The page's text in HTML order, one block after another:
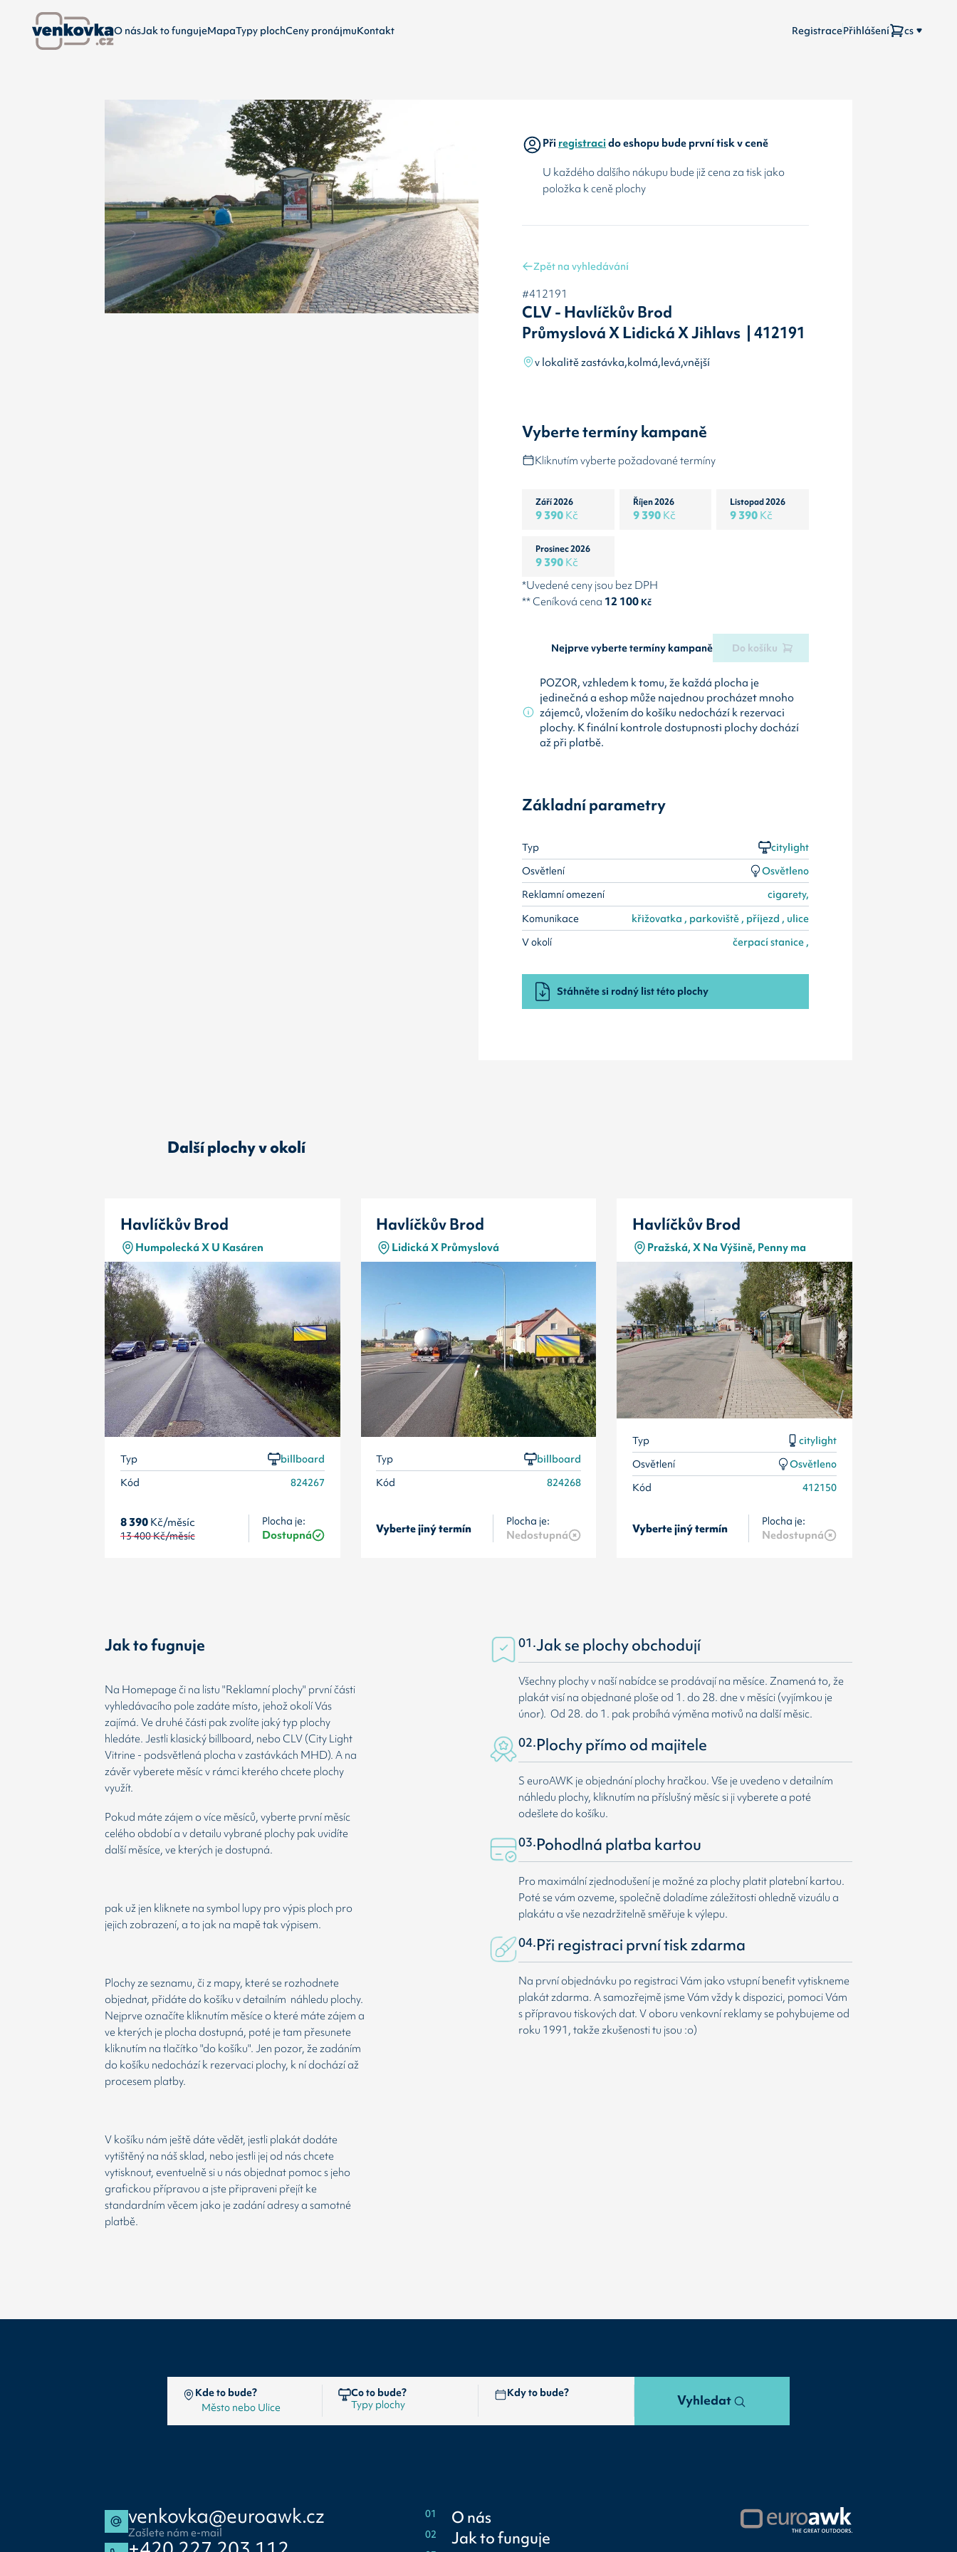
O násJak to fungujeMapaTypy plochCeny pronájmuKontakt RegistracePřihlášení cs
Přiregistracido eshopu bude první tisk v ceně
U každého dalšího nákupu bude již cena za tisk jako
položka k ceně plochy
Zpět na vyhledávání
#412191
CLV - Havlíčkův Brod
Průmyslová X Lidická X Jihlavs | 412191
v lokalitě zastávka,kolmá,levá,vnější
Vyberte termíny kampaně
Kliknutím vyberte požadované termíny
Září 2026
9 390Kč
Říjen 2026
9 390Kč
Listopad 2026
9 390Kč
Prosinec 2026
9 390Kč
*Uvedené ceny jsou bez DPH
** Ceníková cena 12 100 Kč
Nejprve vyberte termíny kampaně Do košíku
POZOR, vzhledem k tomu, že každá plocha je
jedinečná a eshop může najednou procházet mnoho
zájemců, vložením do košíku nedochází k rezervaci
plochy. K finální kontrole dostupnosti plochy dochází
až při platbě.
Základní parametry
Typ
citylight
Osvětlení
Osvětleno
Reklamní omezení
cigarety,
Komunikace
křižovatka , parkoviště , příjezd , ulice
V okolí
čerpací stanice ,
Stáhněte si rodný list této plochy
Další plochy v okolí
Havlíčkův Brod
Humpolecká X U Kasáren
Typ
billboard
Kód
824267
8 390Kč/měsíc
13 400Kč/měsíc
Plocha je:
Dostupná
Havlíčkův Brod
Lidická X Průmyslová
Typ
billboard
Kód
824268
Vyberte jiný termín Plocha je:
Nedostupná
Havlíčkův Brod
Pražská, X Na Výšině, Penny ma
Typ
citylight
Osvětlení
Osvětleno
Kód
412150
Vyberte jiný termín Plocha je:
Nedostupná
Jak to fugnuje
Na Homepage či na listu "Reklamní plochy" první části
vyhledávacího pole zadáte místo, jehož okolí Vás
zajímá. Ve druhé části pak zvolíte jaký typ plochy
hledáte. Jestli klasický billboard, nebo CLV (City Light
Vitrine - podsvětlená plocha v zastávkách MHD). A na
závěr vyberete měsíc v rámci kterého chcete plochy
využít.
Pokud máte zájem o více měsíců, vyberte první měsíc
celého období a v detailu vybrané plochy pak uvidíte
další měsíce, ve kterých je dostupná.
pak už jen kliknete na symbol lupy pro výpis ploch pro
jejich zobrazení, a to jak na mapě tak výpisem.
Plochy ze seznamu, či z mapy, které se rozhodnete
objednat, přidáte do košíku v detailním náhledu plochy.
Nejprve označíte kliknutím měsíce o které máte zájem a
ve kterých je plocha dostupná, poté je tam přesunete
kliknutím na tlačítko "do košíku". Jen pozor, že zadáním
do košíku nedochází k rezervaci plochy, k ní dochází až
procesem platby.
V košíku nám ještě dáte vědět, jestli plakát dodáte
vytištěný na náš sklad, nebo jestli jej od nás chcete
vytisknout, eventuelně si u nás objednat pomoc s jeho
grafickou přípravou a jste připraveni přejít ke
standardním věcem jako je zadání adresy a samotné
platbě.
01.Jak se plochy obchodují
Všechny plochy v naší nabídce se prodávají na měsíce. Znamená to, že
plakát visí na objednané ploše od 1. do 28. dne v měsíci (vyjímkou je
únor). Od 28. do 1. pak probíhá výměna motivů na další měsic.
02.Plochy přímo od majitele
S euroAWK je objednání plochy hračkou. Vše je uvedeno v detailním
náhledu plochy, kliknutím na příslušný měsíc si ji vyberete a poté
odešlete do košíku.
03.Pohodlná platba kartou
Pro maximální zjednodušení je možné za plochy platit platební kartou.
Poté se vám ozveme, společně doladíme záležitosti ohledně vizuálu a
plakátu a vše nezadržitelně směřuje k výlepu.
04.Při registraci první tisk zdarma
Na první objednávku po registraci Vám jako vstupní benefit vytiskneme
plakát zdarma. A samozřejmě jsme Vám vždy k dispozici, pomoci Vám
s přípravou tiskových dat. V oboru venkovní reklamy se pohybujeme od
roku 1991, takže zkušenosti tu jsou :o)
Kde to bude? Co to bude? Kdy to bude? Vyhledat
venkovka@euroawk.cz
Zašlete nám e-mail
01 O nás
02 Jak to funguje